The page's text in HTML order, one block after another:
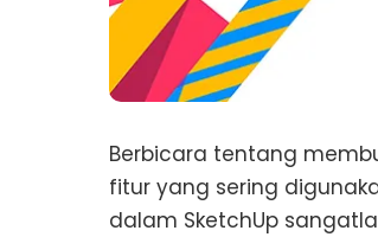
Berbicara tentang
fitur yang sering
dalam SketchUp